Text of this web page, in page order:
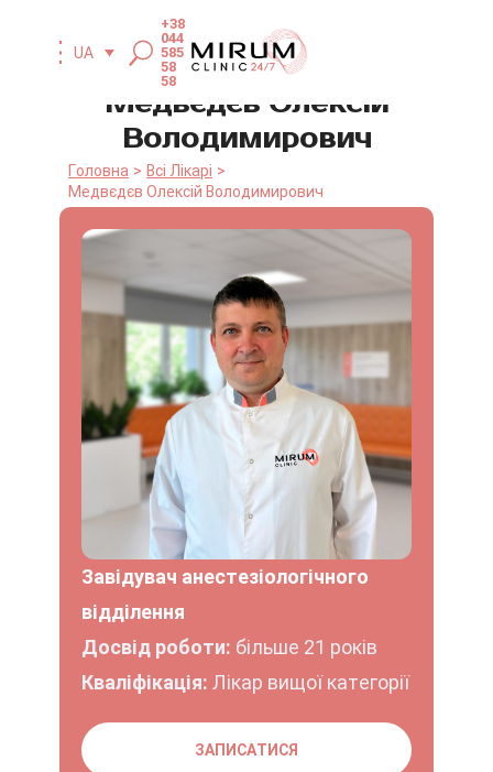
UA
+38
044
585
58
58
Медвєдєв Олексій
Володимирович
Головна
Всі Лікарі
Медвєдєв Олексій Володимирович
Завідувач анестезіологічного
відділення
Досвід роботи: більше 21 років
Кваліфікація: Лікар вищої категорії
ЗАПИСАТИСЯ